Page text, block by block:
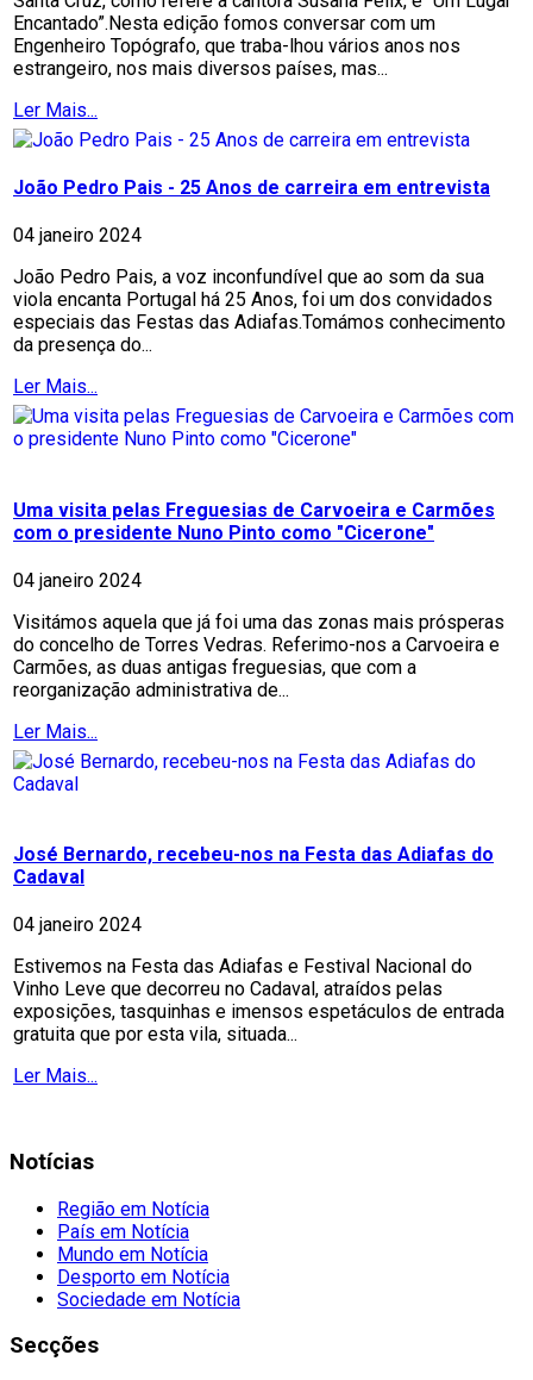
Encantado”.Nesta edição fomos conversar com um
Engenheiro Topógrafo, que traba-lhou vários anos nos
estrangeiro, nos mais diversos países, mas...
Ler Mais...
João Pedro Pais - 25 Anos de carreira em entrevista
04 janeiro 2024
João Pedro Pais, a voz inconfundível que ao som da sua
viola encanta Portugal há 25 Anos, foi um dos convidados
especiais das Festas das Adiafas.Tomámos conhecimento
da presença do...
Ler Mais...
Uma visita pelas Freguesias de Carvoeira e Carmões
com o presidente Nuno Pinto como "Cicerone"
04 janeiro 2024
Visitámos aquela que já foi uma das zonas mais prósperas
do concelho de Torres Vedras. Referimo-nos a Carvoeira e
Carmões, as duas antigas freguesias, que com a
reorganização administrativa de...
Ler Mais...
José Bernardo, recebeu-nos na Festa das Adiafas do
Cadaval
04 janeiro 2024
Estivemos na Festa das Adiafas e Festival Nacional do
Vinho Leve que decorreu no Cadaval, atraídos pelas
exposições, tasquinhas e imensos espetáculos de entrada
gratuita que por esta vila, situada...
Ler Mais...
Notícias
Região em Notícia
País em Notícia
Mundo em Notícia
Desporto em Notícia
Sociedade em Notícia
Secções